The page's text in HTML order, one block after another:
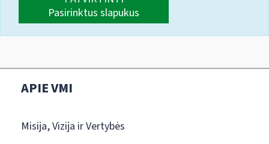
Pasirinktus slapukus
APIE VMI
Misija, Vizija ir Vertybės